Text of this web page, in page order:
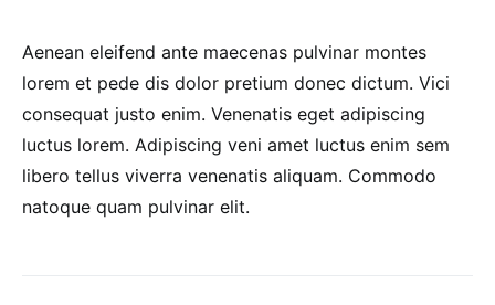
Aenean eleifend ante maecenas pulvinar montes
lorem et pede dis dolor pretium donec dictum. Vici
consequat justo enim. Venenatis eget adipiscing
luctus lorem. Adipiscing veni amet luctus enim sem
libero tellus viverra venenatis aliquam. Commodo
natoque quam pulvinar elit.